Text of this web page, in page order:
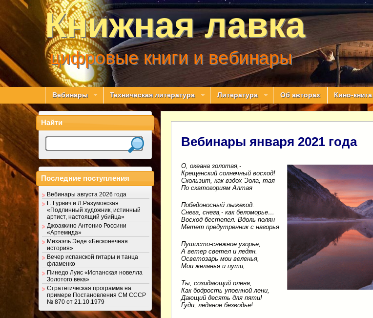
Книжная лавка
цифровые книги и вебинары
Вебинары Техническая литература Литература Об авторах Кино-книга
Вебинары января 2021 года
О, океана золотая,-
Крещенский солнечный восход!
Скользит, как вздох Эола, тая
По скатогориям Алтая
Победоносный лыжеход.
Снега, снега,- как беломорье…
Восход бестепел. Вдоль полян
Метет предутренник с нагорья
Пушисто-снежное узорье,
А ветер светел и ледян.
Осветозарь мои веленья,
Мои желанья и пути,
Ты, созидающий оленя,
Как бодрость упоенной лени,
Дающий десять для пяти!
Гуди, ледяное безводье!
Найти
Последние поступления
Вебинары августа 2026 года
Г. Гурвич и Л.Разумовская
«Подлинный художник, истинный
артист, настоящий убийца»
Джоаккино Антонио Россини
«Артемида»
Михаэль Энде «Бесконечная
история»
Вечер испанской гитары и танца
фламенко
Пинедо Луис «Испанская новелла
Золотого века»
Стратегическая программа на
примере Постановления СМ СССР
№ 870 от 21.10.1979